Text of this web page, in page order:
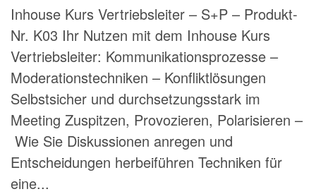
Inhouse Kurs Vertriebsleiter – S+P – Produkt-
Nr. K03 Ihr Nutzen mit dem Inhouse Kurs
Vertriebsleiter: Kommunikationsprozesse –
Moderationstechniken – Konfliktlösungen
Selbstsicher und durchsetzungsstark im
Meeting Zuspitzen, Provozieren, Polarisieren –
Wie Sie Diskussionen anregen und
Entscheidungen herbeiführen Techniken für
eine...